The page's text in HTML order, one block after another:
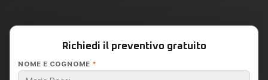
Richiedi il preventivo gratuito
NOME E COGNOME *